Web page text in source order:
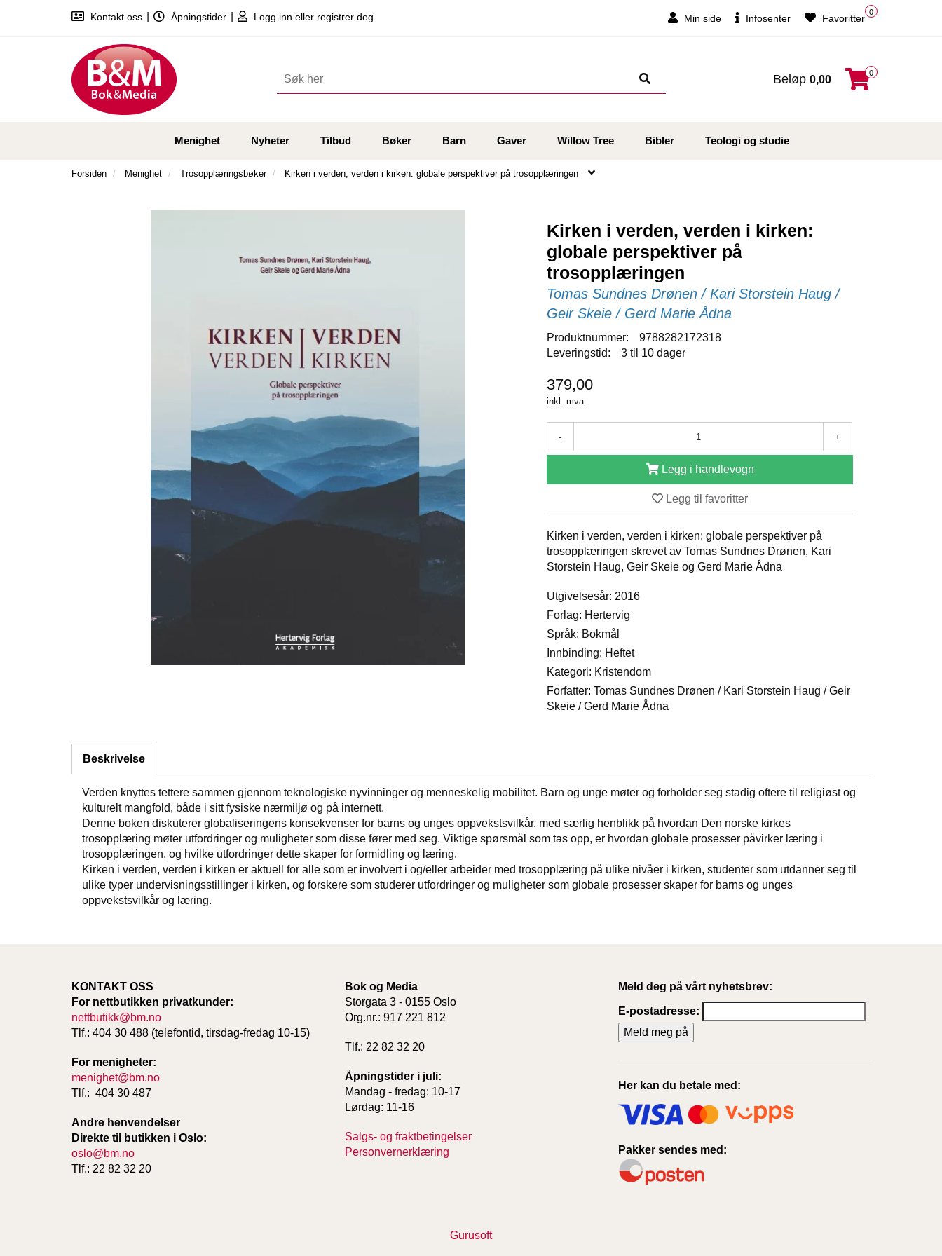
Kontakt oss Åpningstider Logg inn eller registrer deg Min side Infosenter
0
Favoritter
Beløp 0,00
0
Menighet Nyheter Tilbud Bøker Barn Gaver Willow Tree Bibler Teologi og studie
Forsiden Menighet Trosopplæringsbøker Kirken i verden, verden i kirken: globale perspektiver på trosopplæringen
Kirken i verden, verden i kirken:
globale perspektiver på
trosopplæringen
Tomas Sundnes Drønen / Kari Storstein Haug /
Geir Skeie / Gerd Marie Ådna
Produktnummer:
9788282172318
Leveringstid:
3 til 10 dager
379,00
inkl. mva.
- +
Legg i handlevogn
Legg til favoritter
Kirken i verden, verden i kirken: globale perspektiver på
trosopplæringen skrevet av Tomas Sundnes Drønen, Kari
Storstein Haug, Geir Skeie og Gerd Marie Ådna
Utgivelsesår: 2016
Forlag: Hertervig
Språk: Bokmål
Innbinding: Heftet
Kategori: Kristendom
Forfatter: Tomas Sundnes Drønen / Kari Storstein Haug / Geir
Skeie / Gerd Marie Ådna
Beskrivelse
Verden knyttes tettere sammen gjennom teknologiske nyvinninger og menneskelig mobilitet. Barn og unge møter og forholder seg stadig oftere til religiøst og
kulturelt mangfold, både i sitt fysiske nærmiljø og på internett.
Denne boken diskuterer globaliseringens konsekvenser for barns og unges oppvekstsvilkår, med særlig henblikk på hvordan Den norske kirkes
trosopplæring møter utfordringer og muligheter som disse fører med seg. Viktige spørsmål som tas opp, er hvordan globale prosesser påvirker læring i
trosopplæringen, og hvilke utfordringer dette skaper for formidling og læring.
Kirken i verden, verden i kirken er aktuell for alle som er involvert i og/eller arbeider med trosopplæring på ulike nivåer i kirken, studenter som utdanner seg til
ulike typer undervisningsstillinger i kirken, og forskere som studerer utfordringer og muligheter som globale prosesser skaper for barns og unges
oppvekstsvilkår og læring.
KONTAKT OSS
For nettbutikken privatkunder:
nettbutikk@bm.no
Tlf.: 404 30 488 (telefontid, tirsdag-fredag 10-15)
For menigheter:
menighet@bm.no
Tlf.: 404 30 487
Andre henvendelser
Direkte til butikken i Oslo:
oslo@bm.no
Tlf.: 22 82 32 20
Bok og Media
Storgata 3 - 0155 Oslo
Org.nr.: 917 221 812
Tlf.: 22 82 32 20
Åpningstider i juli:
Mandag - fredag: 10-17
Lørdag: 11-16
Salgs- og fraktbetingelser
Personvernerklæring
Meld deg på vårt nyhetsbrev:
E-postadresse:
Her kan du betale med:
Pakker sendes med:
Gurusoft